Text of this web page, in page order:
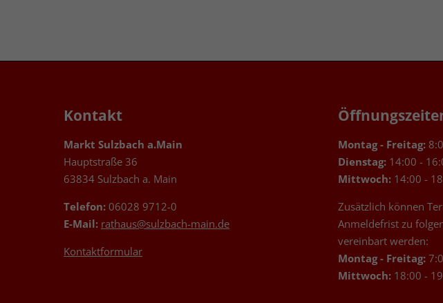
Kontakt
Markt Sulzbach a.Main
Hauptstraße 36
63834 Sulzbach a. Main
Telefon: 06028 9712-0
E-Mail: rathaus@sulzbach-main.de
Kontaktformular
Montag - Freitag:
Dienstag: 14:00 -
Mittwoch: 14:00 -
Zusätzlich können
Anmeldefrist zu
vereinbart werden:
Montag - Freitag:
Mittwoch:18:00 -